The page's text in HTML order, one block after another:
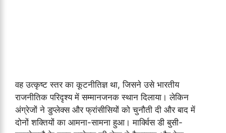
वह उत्कृष्ट स्तर का कूटनीतिज्ञ था, जिसने उसे भारतीय
राजनीतिक परिदृश्य में सम्मानजनक स्थान दिलाया। लेकिन
अंग्रेजों ने डुप्लेक्स और फ्रांसीसियों को चुनौती दी और बाद में
दोनों शक्तियों का आमना-सामना हुआ। मार्क्विस डी बुसी-